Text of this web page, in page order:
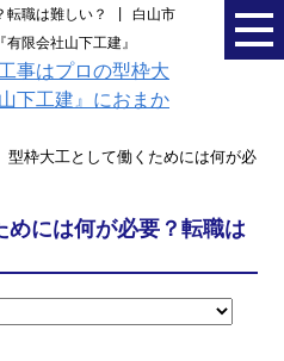
転職は難しい？ | 白山市
限会社山下工建』
枠大工として働くためには何が必
めには何が必要？転職は